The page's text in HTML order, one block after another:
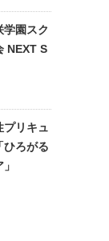
学園スク
NEXT S
プリキュ
ひろがる